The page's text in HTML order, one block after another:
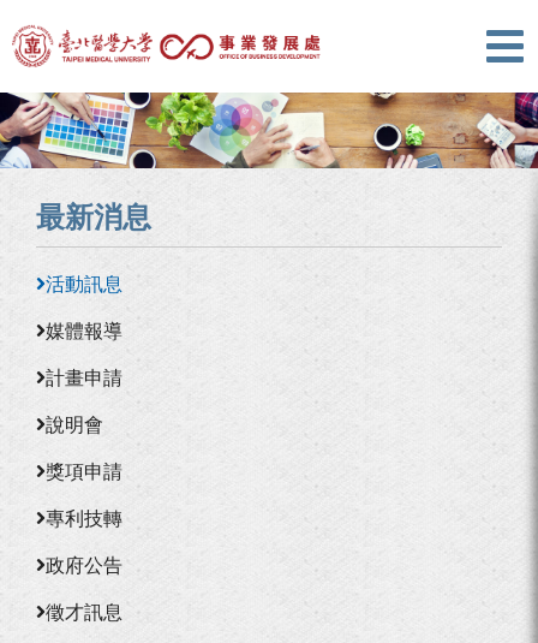
最新消息
活動訊息
媒體報導
計畫申請
說明會
獎項申請
專利技轉
政府公告
徵才訊息